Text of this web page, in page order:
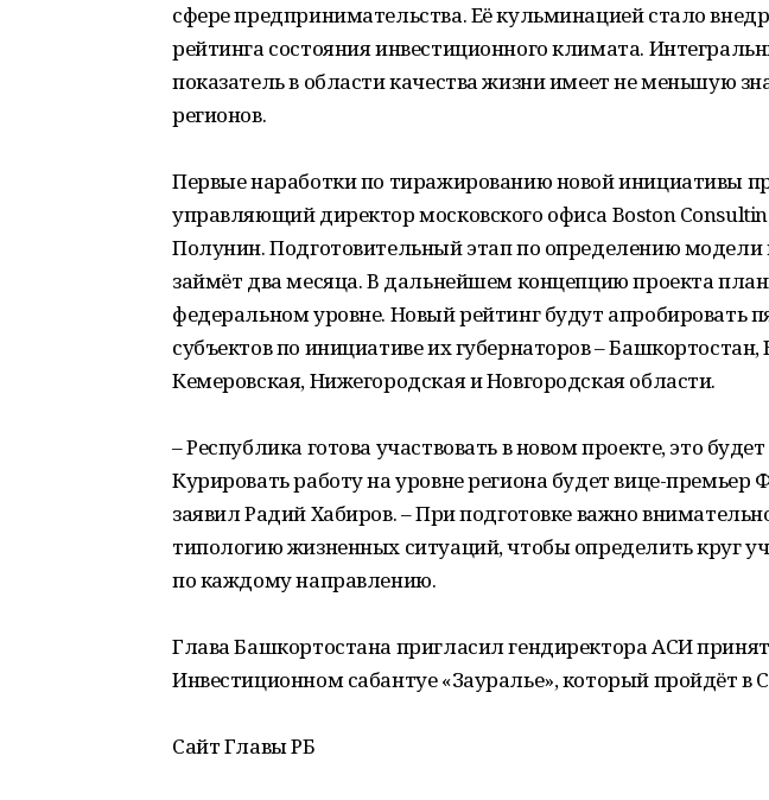
сфере предпринимательства. Её кульминацией стало
рейтинга состояния инвестиционного климата.
показатель в области качества жизни имеет не меньшую
регионов.
Первые наработки по тиражированию новой инициативы
управляющий директор московского офиса Boston
Полунин. Подготовительный этап по определению
займёт два месяца. В дальнейшем концепцию проекта
федеральном уровне. Новый рейтинг будут апробировать
субъектов по инициативе их губернаторов –
Кемеровская, Нижегородская и Новгородская области.
– Республика готова участвовать в новом проекте, это
Курировать работу на уровне региона будет вице-премьер
заявил Радий Хабиров. – При подготовке важно
типологию жизненных ситуаций, чтобы определить круг
по каждому направлению.
Глава Башкортостана пригласил гендиректора АСИ
Инвестиционном сабантуе «Зауралье», который пройдёт в
Сайт Главы РБ